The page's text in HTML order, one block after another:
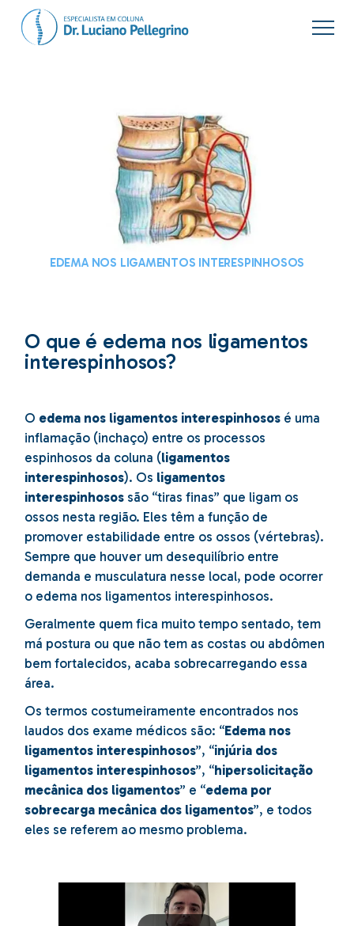
EDEMA NOS LIGAMENTOS INTERESPINHOSOS
O que é edema nos ligamentos
interespinhosos?
O edema nos ligamentos interespinhosos é uma
inflamação (inchaço) entre os processos
espinhosos da coluna (ligamentos
interespinhosos). Os ligamentos
interespinhosos são “tiras finas” que ligam os
ossos nesta região. Eles têm a função de
promover estabilidade entre os ossos (vértebras).
Sempre que houver um desequilíbrio entre
demanda e musculatura nesse local, pode ocorrer
o edema nos ligamentos interespinhosos.
Geralmente quem fica muito tempo sentado, tem
má postura ou que não tem as costas ou abdômen
bem fortalecidos, acaba sobrecarregando essa
área.
Os termos costumeiramente encontrados nos
laudos dos exame médicos são: “Edema nos
ligamentos interespinhosos”, “injúria dos
ligamentos interespinhosos”, “hipersolicitação
mecânica dos ligamentos” e “edema por
sobrecarga mecânica dos ligamentos”, e todos
eles se referem ao mesmo problema.